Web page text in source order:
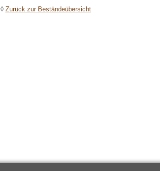
◊ Zurück zur Beständeübersicht